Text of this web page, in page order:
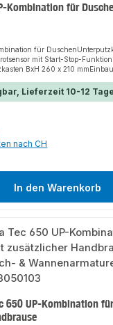
Kombination für
für
mit Start-Stop-
BxH 260 x 210
230 V AC / 12 V
mittels App für
230VAC/12 DC in UP-Dose
Lieferzeit 10-12 Tage
nach CH
In den Warenkorb
650 UP-Kombination